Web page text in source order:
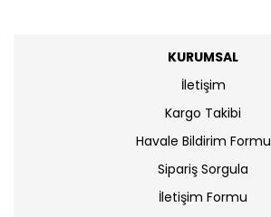
KURUMSAL
İletişim
Kargo Takibi
Havale Bildirim Formu
Sipariş Sorgula
İletişim Formu